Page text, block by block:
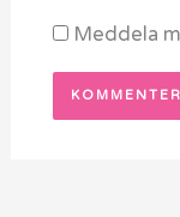
Meddela